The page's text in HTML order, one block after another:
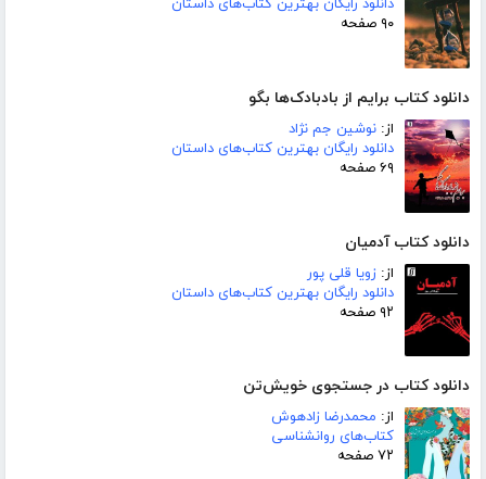
دانلود رایگان بهترین کتاب‌های داستان
۹۰ صفحه
دانلود کتاب برایم از بادبادک‌ها بگو
از: نوشین جم نژاد
دانلود رایگان بهترین کتاب‌های داستان
۶۹ صفحه
دانلود کتاب آدمیان
از: زویا قلی پور
دانلود رایگان بهترین کتاب‌های داستان
۹۲ صفحه
دانلود کتاب در جستجوی خویش‌تن
از: محمدرضا زادهوش
کتاب‌های روانشناسی
۷۲ صفحه